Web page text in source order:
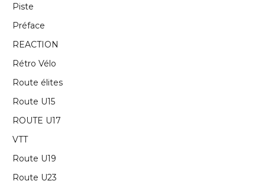
Piste
Préface
REACTION
Rétro Vélo
Route élites
Route U15
ROUTE U17
VTT
Route U19
Route U23